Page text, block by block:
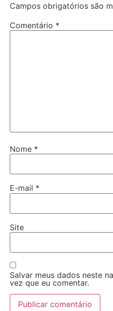
Campos obrigatórios são
Comentário *
Nome *
E-mail *
Site
Salvar meus dados neste
vez que eu comentar.